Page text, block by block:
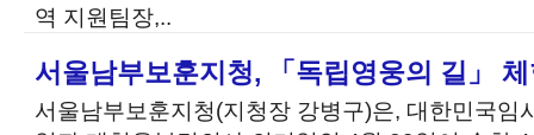
역 지원팀장,..
서울남부보훈지청, 「독립영웅의 길」
서울남부보훈지청(지청장 강병구)은, 대한민국임